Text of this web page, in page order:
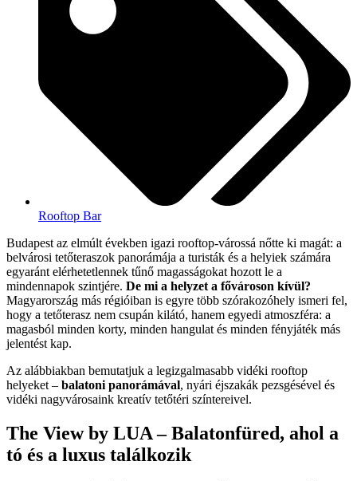
Rooftop Bar
Budapest az elmúlt években igazi rooftop-várossá nőtte ki magát: a
belvárosi tetőteraszok panorámája a turisták és a helyiek számára
egyaránt elérhetetlennek tűnő magasságokat hozott le a
mindennapok szintjére. De mi a helyzet a fővároson kívül?
Magyarország más régióiban is egyre több szórakozóhely ismeri fel,
hogy a tetőterasz nem csupán kilátó, hanem egyedi atmoszféra: a
magasból minden korty, minden hangulat és minden fényjáték más
jelentést kap.
Az alábbiakban bemutatjuk a legizgalmasabb vidéki rooftop
helyeket – balatoni panorámával, nyári éjszakák pezsgésével és
vidéki nagyvárosaink kreatív tetőtéri színtereivel.
The View by LUA – Balatonfüred, ahol a
tó és a luxus találkozik